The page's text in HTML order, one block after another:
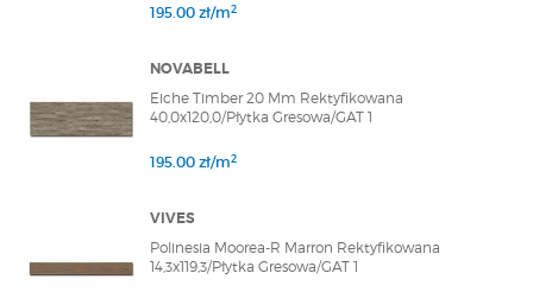
195.00 zł/m2
NOVABELL
Eiche Timber 20 Mm Rektyfikowana
40,0x120,0/Płytka Gresowa/GAT 1
195.00 zł/m2
VIVES
Polinesia Moorea-R Marron Rektyfikowana
14,3x119,3/Płytka Gresowa/GAT 1